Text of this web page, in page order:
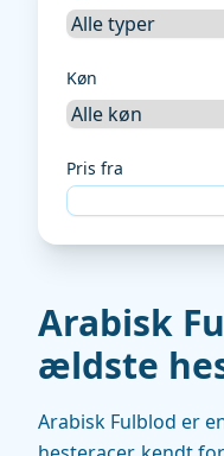
Køn
Pris fra
Arabisk
ældste
Arabisk Fulblod er